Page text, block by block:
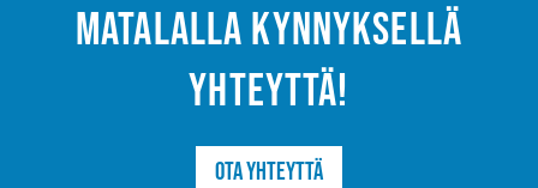
matalalla kynnyksellä
yhteyttä!
Ota yhteyttä